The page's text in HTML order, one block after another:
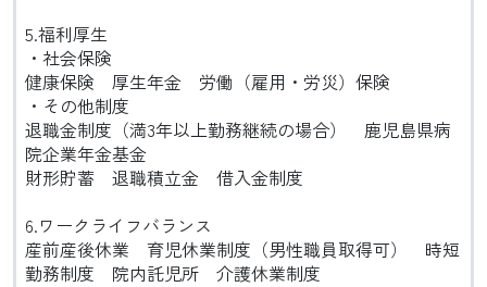
5.福利厚生
・社会保険
健康保険 厚生年金 労働（雇用・労災）保険
・その他制度
退職金制度（満3年以上勤務継続の場合） 鹿児島県病
院企業年金基金
財形貯蓄 退職積立金 借入金制度
6.ワークライフバランス
産前産後休業 育児休業制度（男性職員取得可） 時短
勤務制度 院内託児所 介護休業制度